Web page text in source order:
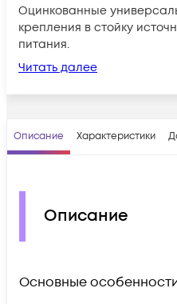
Оцинкованные
крепления в стойку
питания.
Читать далее
Описание Характеристики
Описание
Основные